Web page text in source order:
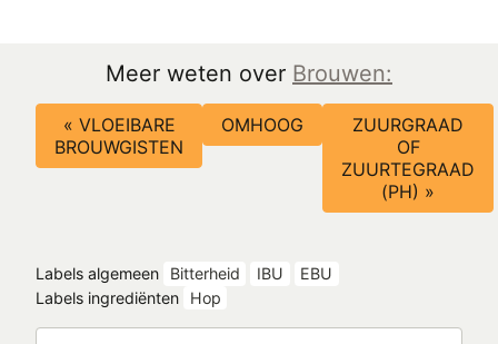
Meer weten over Brouwen:
Boeknavigatie-
links
voor
EBU
Bitterheid
« VLOEIBARE
BROUWGISTEN
OMHOOG
ZUURGRAAD
OF
ZUURTEGRAAD
(PH) »
Labels algemeen Bitterheid IBU
EBU
Labels ingrediënten
Hop